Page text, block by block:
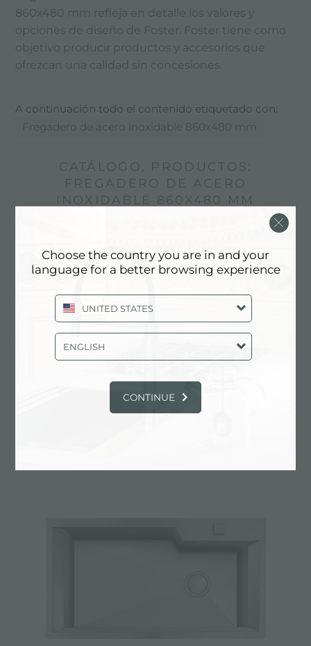
860x480 mm refleja en detalle los valores y
opciones de diseño de Foster. Foster tiene como
objetivo producir productos y accesorios que
ofrezcan una calidad sin concesiones.
A continuación todo el contenido etiquetado con:
Fregadero de acero inoxidable 860x480 mm
CATÁLOGO, PRODUCTOS:
FREGADERO DE ACERO
INOXIDABLE 860X480 MM
Choose the country you are in and your
language for a better browsing experience
UNITED STATES
ENGLISH
CONTINUE